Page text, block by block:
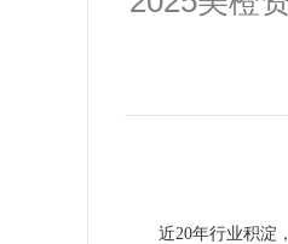
近20年行业积淀